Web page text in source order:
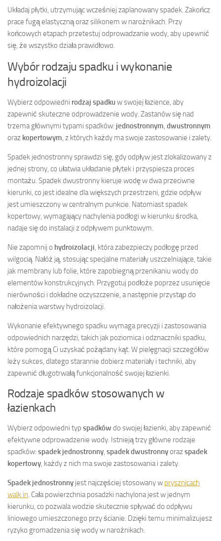
Układaj płytki, utrzymując wcześniej zaplanowany spadek. Zakończ
prace fugą elastyczną oraz silikonem w narożnikach. Przy
końcowych etapach przetestuj odprowadzanie wody, aby upewnić
się, że wszystko działa prawidłowo.
Wybór rodzaju spadku i wykonanie
hydroizolacji
Wybierz odpowiedni rodzaj spadkuw swojej łazience, aby
zapewnić skuteczne odprowadzenie wody. Zastanów się nad
trzema głównymi typami spadków: jednostronnym dwustronnym
oraz kopertowym , z których każdy ma swoje zastosowanie i zalety.
Spadek jednostronny sprawdzi się, gdy odpływ jest zlokalizowany z
jednej strony, co ułatwia układanie płytek i przyspiesza proces
montażu. Spadek dwustronny kieruje wodę w dwa przeciwne
kierunki, co jest idealne dla większych przestrzeni, gdzie odpływ
jest umieszczony w centralnym punkcie. Natomiast spadek
kopertowy, wymagający nachylenia podłogi w kierunku środka,
nadaje się do instalacji z odpływem punktowym.
Nie zapomnij o hydroizolacji , która zabezpieczy podłogę przed
wilgocią. Nałóż ją, stosując specjalne materiały uszczelniające, takie
jak membrany lub folie, które zapobiegną przenikaniu wody do
elementów konstrukcyjnych. Przygotuj podłoże poprzez usunięcie
nierówności i dokładne oczyszczenie, a następnie przystąp do
nałożenia warstwy hydroizolacji.
Wykonanie efektywnego spadku wymaga precyzji i zastosowania
odpowiednich narzędzi, takich jak poziomica i odznaczniki spadku,
które pomogą Ci uzyskać pożądany kąt. W pielęgnacji szczegółów
leży sukces, dlatego starannie dobierz materiały i techniki, aby
zapewnić długotrwałą funkcjonalność swojej łazienki.
Rodzaje spadków stosowanych w
łazienkach
Wybierz odpowiedni typ spadków do swojej łazienki, aby zapewnić
efektywne odprowadzenie wody. Istnieją trzy główne rodzaje
spadków: spadek jednostronny spadek dwustronnyorazspadek
kopertowy , każdy z nich ma swoje zastosowania i zalety.
Spadek jednostronny jest najczęściej stosowany w prysznicach
walk in . Cała powierzchnia posadzki nachylona jest w jednym
kierunku, co pozwala wodzie skutecznie spływać do odpływu
liniowego umieszczonego przy ścianie. Dzięki temu minimalizujesz
ryzyko gromadzenia się wody w narożnikach.